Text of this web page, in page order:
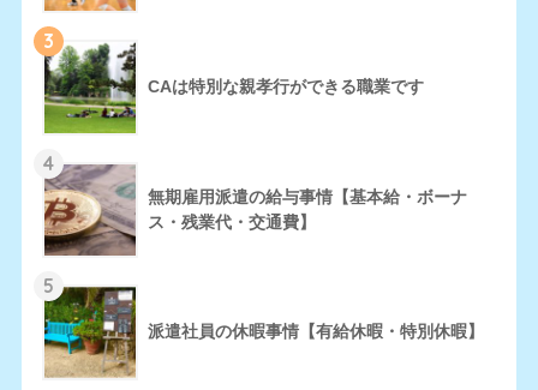
3
CAは特別な親孝行ができる職業です
4
無期雇用派遣の給与事情【基本給・ボーナ
ス・残業代・交通費】
5
派遣社員の休暇事情【有給休暇・特別休暇】